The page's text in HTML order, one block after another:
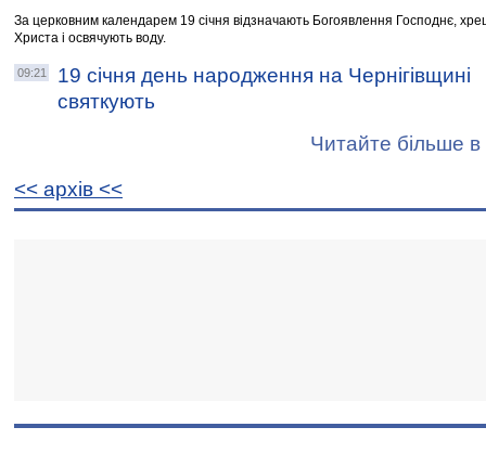
За церковним календарем 19 січня відзначають Богоявлення Господнє,
Христа і освячують воду.
09:21
19 січня день народження на Чернігівщині
святкують
Читайте більше в
<< архiв <<